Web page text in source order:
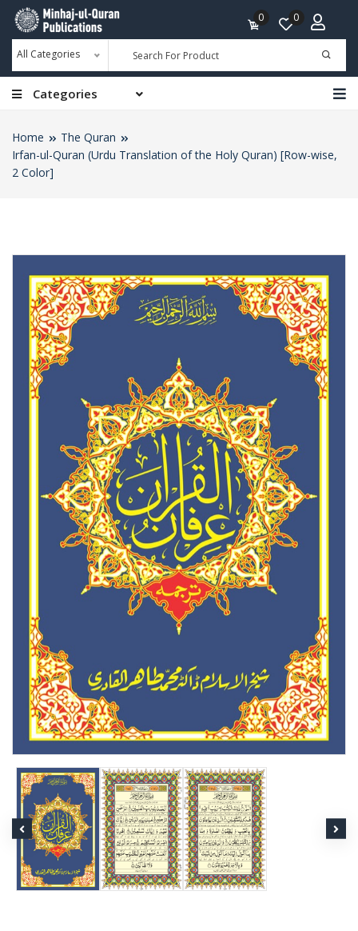
All Categories
0 0
Categories
Home
The Quran
Irfan-ul-Quran (Urdu Translation of the Holy Quran) [Row-wise,
2 Color]